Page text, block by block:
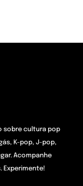
sobre cultura pop
K-pop, J-pop,
Acompanhe
Experimente!